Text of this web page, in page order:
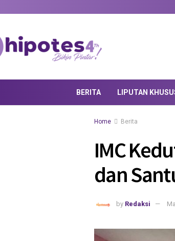
BERITA LIPUTAN
Home Berita
IMC
dan
by Redaksi